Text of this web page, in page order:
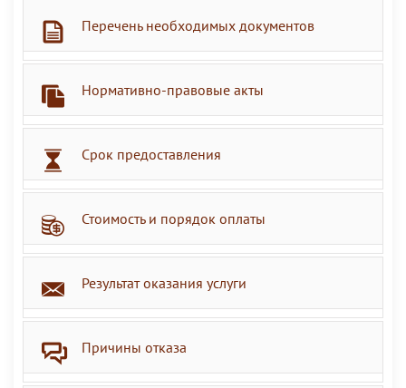
Перечень необходимых документов
Нормативно-правовые акты
Срок предоставления
Стоимость и порядок оплаты
Результат оказания услуги
Причины отказа